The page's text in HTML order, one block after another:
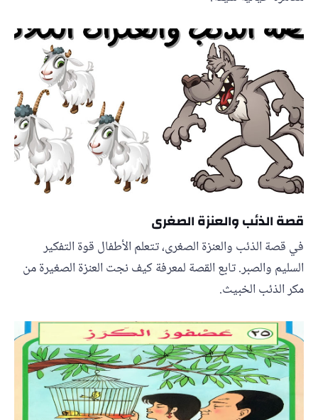
قصة الذئب والعنزة الصغرى
في قصة الذئب والعنزة الصغرى، تتعلم الأطفال قوة التفكير
السليم والصبر. تابع القصة لمعرفة كيف نجت العنزة الصغيرة من
مكر الذئب الخبيث.